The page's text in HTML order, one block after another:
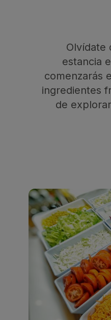
Olvídate
estancia
comenzarás
ingredientes
de